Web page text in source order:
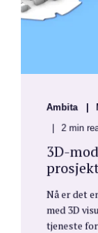
Ambita
2 min
3D-
Nå er det
med 3D
tjeneste